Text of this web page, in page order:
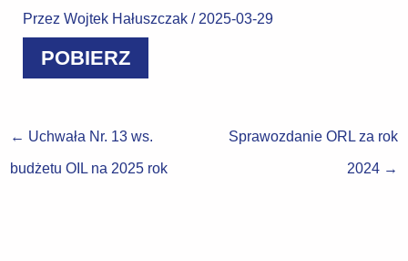
PrzezWojtek Hałuszczak/ 2025-03-29
POBIERZ
← Uchwała Nr. 13 ws.
budżetu OIL na 2025 rok
Sprawozdanie ORL za rok
2024 →